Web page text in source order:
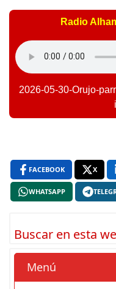
Radio
2026-05-30-Orujo-
FACEBOOK X
WHATSAPP
Buscar en esta
Menú